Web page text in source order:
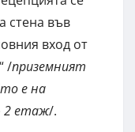
стена във
вход от
/приземният
е на
2 етаж/.